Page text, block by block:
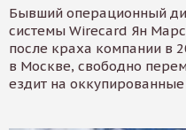
Бывший операционный
системы Wirecard Ян
после краха компании в
в Москве, свободно
ездит на